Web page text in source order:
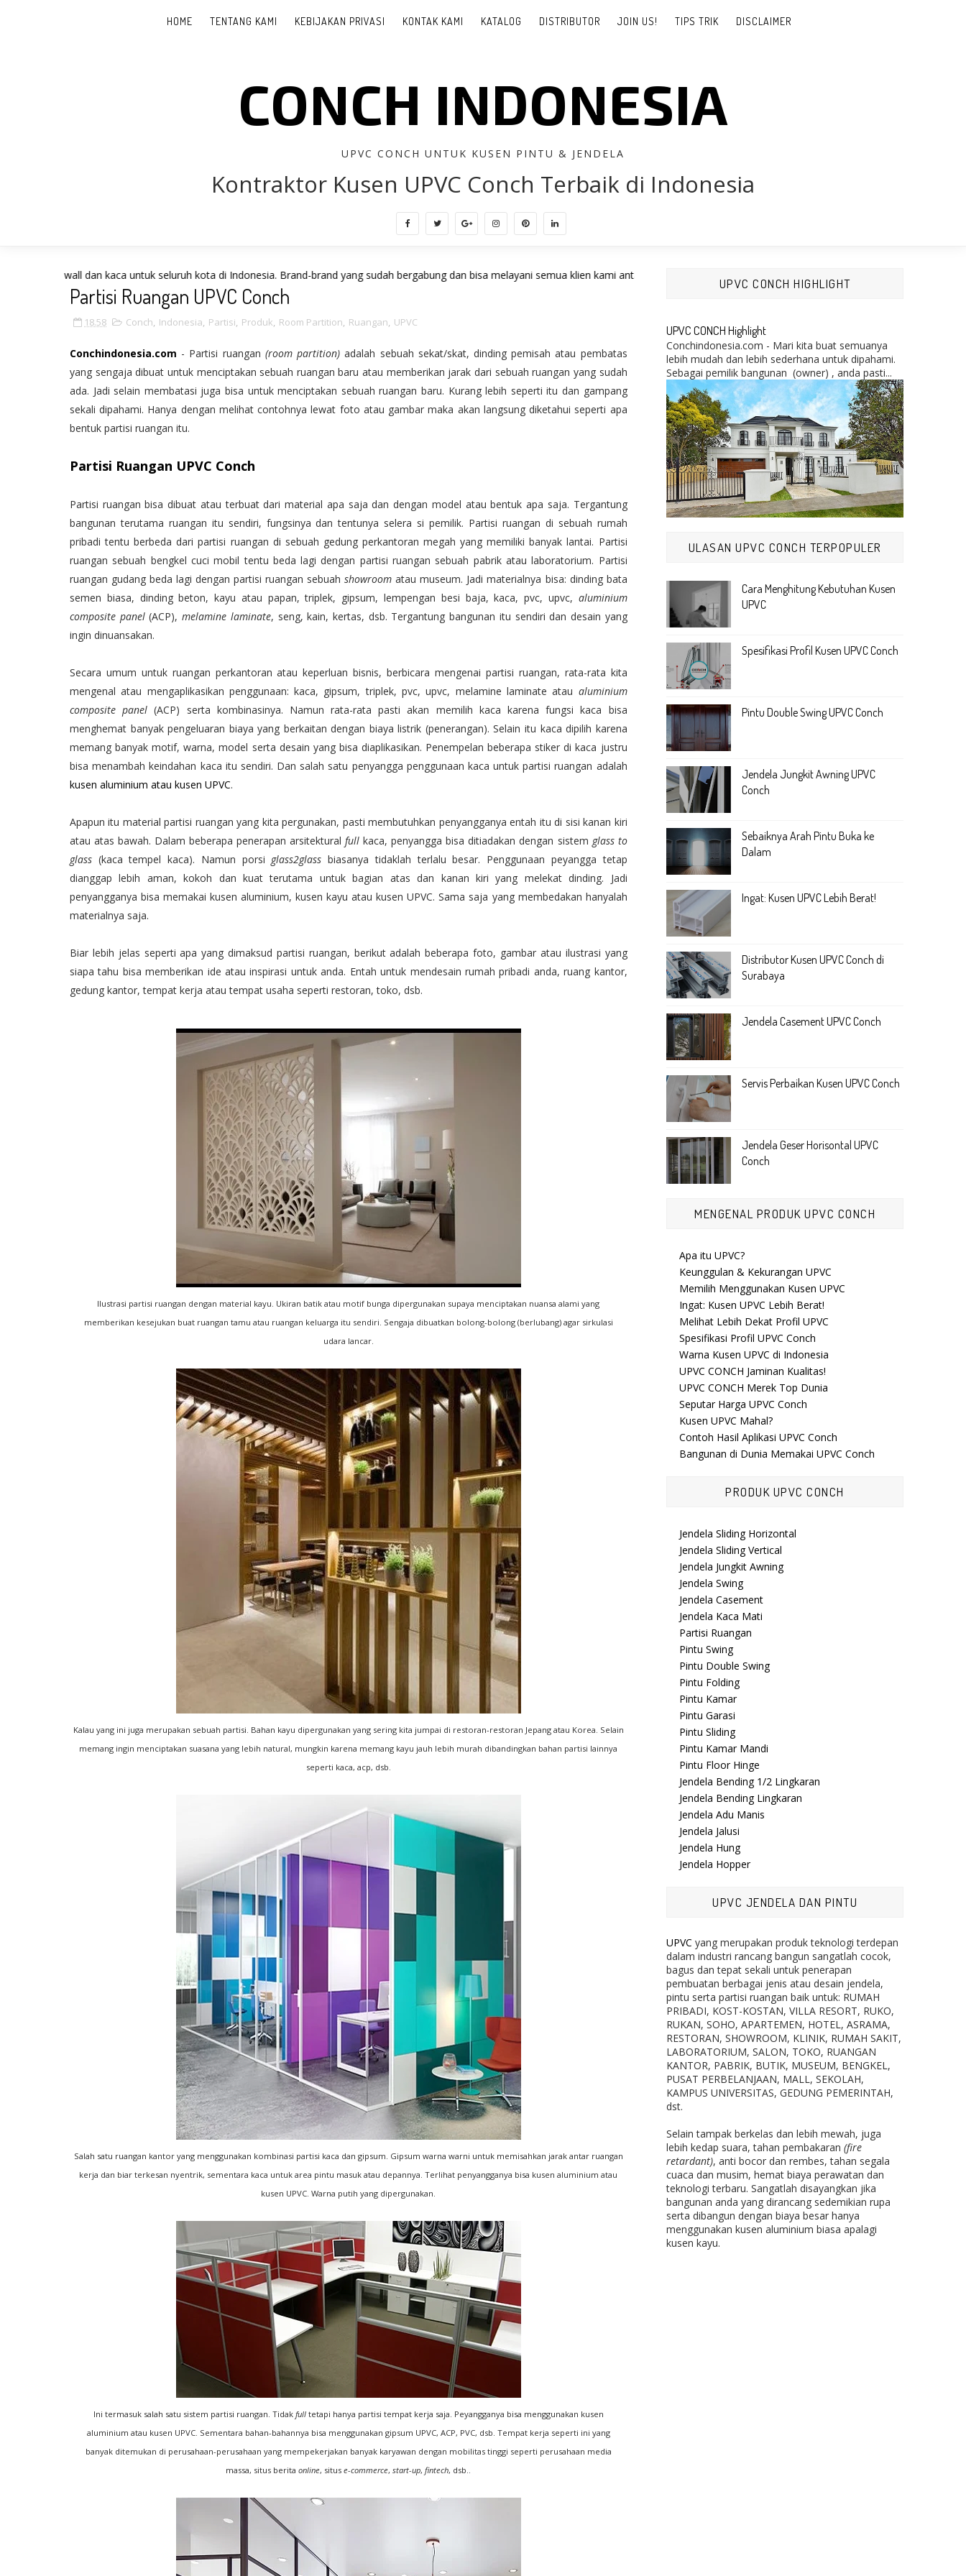
HOME TENTANG KAMI KEBIJAKAN PRIVASI KONTAK KAMI KATALOG DISTRIBUTOR JOIN US! TIPS TRIK DISCLAIMER
CONCH INDONESIA
UPVC CONCH UNTUK KUSEN PINTU & JENDELA
Kontraktor Kusen UPVC Conch Terbaik di Indonesia
kaca untuk seluruh kota di Indonesia. Brand-brand yang sudah bergabung dan bisa melayani semua klien kami antara lain: Alexindo, Alcomexindo, YKK, Kinbon, Inkalum, Dacon, Forta,
Partisi Ruangan UPVC Conch
18.58 Conch, Indonesia, Partisi, Produk, Room Partition, Ruangan, UPVC
Conchindonesia.com - Partisi ruangan (room partition) adalah sebuah sekat/skat, dinding pemisah atau pembatas
yang sengaja dibuat untuk menciptakan sebuah ruangan baru atau memberikan jarak dari sebuah ruangan yang sudah
ada. Jadi selain membatasi juga bisa untuk menciptakan sebuah ruangan baru. Kurang lebih seperti itu dan gampang
sekali dipahami. Hanya dengan melihat contohnya lewat foto atau gambar maka akan langsung diketahui seperti apa
bentuk partisi ruangan itu.
Partisi Ruangan UPVC Conch
Partisi ruangan bisa dibuat atau terbuat dari material apa saja dan dengan model atau bentuk apa saja. Tergantung
bangunan terutama ruangan itu sendiri, fungsinya dan tentunya selera si pemilik. Partisi ruangan di sebuah rumah
pribadi tentu berbeda dari partisi ruangan di sebuah gedung perkantoran megah yang memiliki banyak lantai. Partisi
ruangan sebuah bengkel cuci mobil tentu beda lagi dengan partisi ruangan sebuah pabrik atau laboratorium. Partisi
ruangan gudang beda lagi dengan partisi ruangan sebuahshowroom atau museum. Jadi materialnya bisa: dinding bata
semen biasa, dinding beton, kayu atau papan, triplek, gipsum, lempengan besi baja, kaca, pvc, upvc, aluminium
composite panel(ACP),melamine laminate, seng, kain, kertas, dsb. Tergantung bangunan itu sendiri dan desain yang
ingin dinuansakan.
Secara umum untuk ruangan perkantoran atau keperluan bisnis, berbicara mengenai partisi ruangan, rata-rata kita
mengenal atau mengaplikasikan penggunaan: kaca, gipsum, triplek, pvc, upvc, melamine laminate atau aluminium
composite panel (ACP) serta kombinasinya. Namun rata-rata pasti akan memilih kaca karena fungsi kaca bisa
menghemat banyak pengeluaran biaya yang berkaitan dengan biaya listrik (penerangan). Selain itu kaca dipilih karena
memang banyak motif, warna, model serta desain yang bisa diaplikasikan. Penempelan beberapa stiker di kaca justru
bisa menambah keindahan kaca itu sendiri. Dan salah satu penyangga penggunaan kaca untuk partisi ruangan adalah
kusen aluminium atau kusen UPVC.
Apapun itu material partisi ruangan yang kita pergunakan, pasti membutuhkan penyangganya entah itu di sisi kanan kiri
atau atas bawah. Dalam beberapa penerapan arsitekturalfull kaca, penyangga bisa ditiadakan dengan sistem glass to
glass (kaca tempel kaca). Namun porsi glass2glass biasanya tidaklah terlalu besar. Penggunaan peyangga tetap
dianggap lebih aman, kokoh dan kuat terutama untuk bagian atas dan kanan kiri yang melekat dinding. Jadi
penyangganya bisa memakai kusen aluminium, kusen kayu atau kusen UPVC. Sama saja yang membedakan hanyalah
materialnya saja.
Biar lebih jelas seperti apa yang dimaksud partisi ruangan, berikut adalah beberapa foto, gambar atau ilustrasi yang
siapa tahu bisa memberikan ide atau inspirasi untuk anda. Entah untuk mendesain rumah pribadi anda, ruang kantor,
gedung kantor, tempat kerja atau tempat usaha seperti restoran, toko, dsb.
Ilustrasi partisi ruangan dengan material kayu. Ukiran batik atau motif bunga dipergunakan supaya menciptakan nuansa alami yang
memberikan kesejukan buat ruangan tamu atau ruangan keluarga itu sendiri. Sengaja dibuatkan bolong-bolong (berlubang) agar sirkulasi
udara lancar.
Kalau yang ini juga merupakan sebuah partisi. Bahan kayu dipergunakan yang sering kita jumpai di restoran-restoran Jepang atau Korea. Selain
memang ingin menciptakan suasana yang lebih natural, mungkin karena memang kayu jauh lebih murah dibandingkan bahan partisi lainnya
seperti kaca, acp, dsb.
Salah satu ruangan kantor yang menggunakan kombinasi partisi kaca dan gipsum. Gipsum warna warni untuk memisahkan jarak antar ruangan
kerja dan biar terkesan nyentrik, sementara kaca untuk area pintu masuk atau depannya. Terlihat penyangganya bisa kusen aluminium atau
kusen UPVC. Warna putih yang dipergunakan.
Ini termasuk salah satu sistem partisi ruangan. Tidak fulltetapi hanya partisi tempat kerja saja. Peyangganya bisa menggunakan kusen
aluminium atau kusen UPVC. Sementara bahan-bahannya bisa menggunakan gipsum UPVC, ACP, PVC, dsb. Tempat kerja seperti ini yang
banyak ditemukan di perusahaan-perusahaan yang mempekerjakan banyak karyawan dengan mobilitas tinggi seperti perusahaan media
massa, situs beritaonline, situse-commerce,start-up,fintech, dsb..
UPVC CONCH HIGHLIGHT
UPVC CONCH Highlight
Conchindonesia.com - Mari kita buat semuanya
lebih mudah dan lebih sederhana untuk dipahami.
Sebagai pemilik bangunan (owner) , anda pasti...
ULASAN UPVC CONCH TERPOPULER
Cara Menghitung Kebutuhan Kusen
UPVC
Spesifikasi Profil Kusen UPVC Conch
Pintu Double Swing UPVC Conch
Jendela Jungkit Awning UPVC
Conch
Sebaiknya Arah Pintu Buka ke
Dalam
Ingat: Kusen UPVC Lebih Berat!
Distributor Kusen UPVC Conch di
Surabaya
Jendela Casement UPVC Conch
Servis Perbaikan Kusen UPVC Conch
Jendela Geser Horisontal UPVC
Conch
MENGENAL PRODUK UPVC CONCH
Apa itu UPVC?
Keunggulan & Kekurangan UPVC
Memilih Menggunakan Kusen UPVC
Ingat: Kusen UPVC Lebih Berat!
Melihat Lebih Dekat Profil UPVC
Spesifikasi Profil UPVC Conch
Warna Kusen UPVC di Indonesia
UPVC CONCH Jaminan Kualitas!
UPVC CONCH Merek Top Dunia
Seputar Harga UPVC Conch
Kusen UPVC Mahal?
Contoh Hasil Aplikasi UPVC Conch
Bangunan di Dunia Memakai UPVC Conch
PRODUK UPVC CONCH
Jendela Sliding Horizontal
Jendela Sliding Vertical
Jendela Jungkit Awning
Jendela Swing
Jendela Casement
Jendela Kaca Mati
Partisi Ruangan
Pintu Swing
Pintu Double Swing
Pintu Folding
Pintu Kamar
Pintu Garasi
Pintu Sliding
Pintu Kamar Mandi
Pintu Floor Hinge
Jendela Bending 1/2 Lingkaran
Jendela Bending Lingkaran
Jendela Adu Manis
Jendela Jalusi
Jendela Hung
Jendela Hopper
UPVC JENDELA DAN PINTU
UPVC yang merupakan produk teknologi terdepan
dalam industri rancang bangun sangatlah cocok,
bagus dan tepat sekali untuk penerapan
pembuatan berbagai jenis atau desain jendela,
pintu serta partisi ruangan baik untuk: RUMAH
PRIBADI, KOST-KOSTAN, VILLA RESORT, RUKO,
RUKAN, SOHO, APARTEMEN, HOTEL, ASRAMA,
RESTORAN, SHOWROOM, KLINIK, RUMAH SAKIT,
LABORATORIUM, SALON, TOKO, RUANGAN
KANTOR, PABRIK, BUTIK, MUSEUM, BENGKEL,
PUSAT PERBELANJAAN, MALL, SEKOLAH,
KAMPUS UNIVERSITAS, GEDUNG PEMERINTAH,
dst.
Selain tampak berkelas dan lebih mewah, juga
lebih kedap suara, tahan pembakaran (fire
retardant), anti bocor dan rembes, tahan segala
cuaca dan musim, hemat biaya perawatan dan
teknologi terbaru. Sangatlah disayangkan jika
bangunan anda yang dirancang sedemikian rupa
serta dibangun dengan biaya besar hanya
menggunakan kusen aluminium biasa apalagi
kusen kayu.